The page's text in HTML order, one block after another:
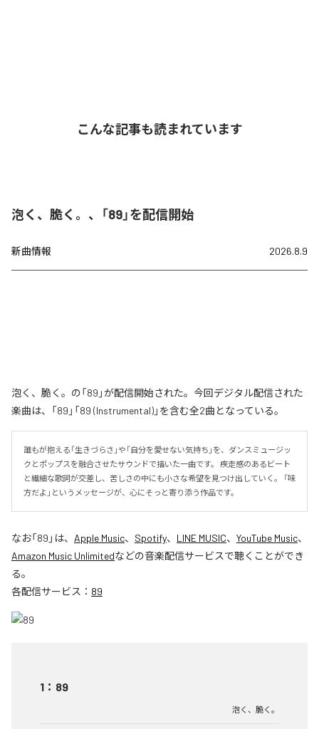
こんな記事も読まれています
泡く、脆く。、「89」を配信開始
新曲情報 2026.8.9
泡く、脆く。の「89」が配信開始された。今回デジタル配信された
楽曲は、「89」「89 (Instrumental)」を含む全2曲となっている。
誰もが抱える「生きづらさ」や「自分を愛せない気持ち」を、ダンスミュージッ
クとポップスを融合させたサウンドで描いた一曲です。 疾走感のあるビート
と繊細な歌詞が交差し、苦しさの中にも小さな希望を見つけ出していく。 「味
方だよ」というメッセージが、心にそっと寄り添う作品です。
なお「89 」は、 Apple Music、 Spotify、 LINE MUSIC、 YouTube Music、
Amazon Music Unlimitedなどの音楽配信サービスで聴くことができ
る。
各配信サービス： 89
1 ： 89
泡く、脆く。